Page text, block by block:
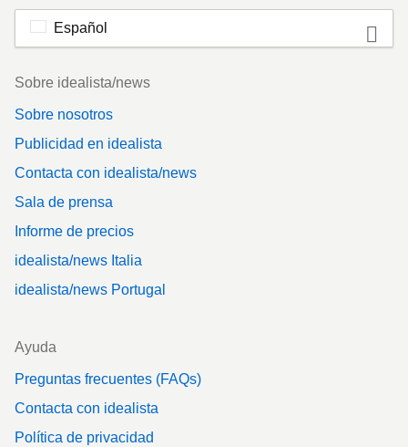
Español
Footer
Sobre idealista/news
Sobre nosotros
Publicidad en idealista
Contacta con idealista/news
Sala de prensa
Informe de precios
idealista/news Italia
idealista/news Portugal
Ayuda
Preguntas frecuentes (FAQs)
Contacta con idealista
Política de privacidad